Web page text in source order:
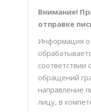
Внимание!
отправке
Информация о
обращений
направление
лицу, в